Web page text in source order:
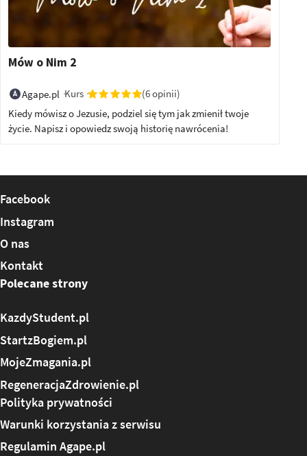
Mów o Nim 2
Agape.pl Kurs
(6 opinii)
Kiedy mówisz o Jezusie, podziel się tym jak zmienił twoje
życie. Napisz i opowiedz swoją historię nawrócenia!
Facebook
Instagram
O nas
Kontakt
Polecane strony
KazdyStudent.pl
StartzBogiem.pl
MojeZmagania.pl
RegeneracjaZdrowienie.pl
Polityka prywatności
Warunki korzystania z serwisu
Regulamin Agape.pl